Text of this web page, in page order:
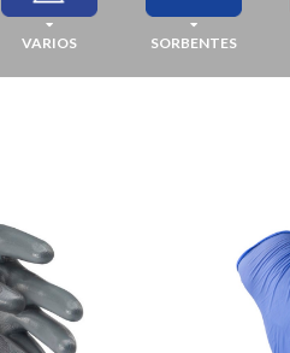
VARIOS SORBENTES